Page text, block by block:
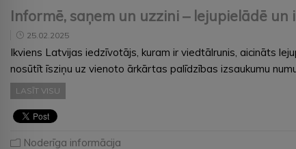
Informē, saņem un uzzini – lejupielādē
25.02.2025
Ikviens Latvijas iedzīvotājs, kuram ir viedtālrunis, aicināts
nosūtīt īsziņu uz vienoto ārkārtas palīdzības izsaukumu
LASĪT VISU
Noderīga informācija